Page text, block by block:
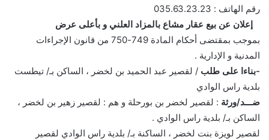
رقم الهاتف : 035.63.23.23
إعلان عن بيع عقار مشاع بالمزاد العلني و بأعلى عرض
بموجب بمقتضى أحكام المادة 749-750 من قانون الإجراءات
المدنية و الإدارية .
-بناءا على طلب / لقصير عبد الحميد بن لخضر ، الساكن بـ/ تيطست
بلدية راس الوادي
ضـــد/ورثة : لقصير لخضر بن بورحلة و هم : لقصير زهير بن لخضر ،
الساكن بـ/ بلدية راس الوادي .
لقصير لويزة بنت لخضر ، الساكنة بـ/ بلدية راس الوادي لقصير